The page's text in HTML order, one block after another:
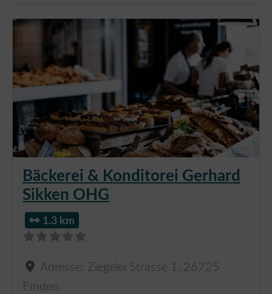
Bäckerei & Konditorei Gerhard
Sikken OHG
1.3 km
Adresse: Ziegelei Strasse 1 , 26725
Emden